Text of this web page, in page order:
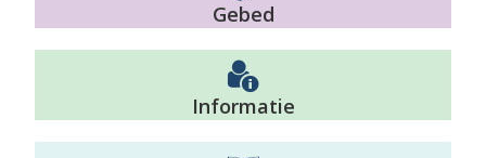
Gebed
Informatie